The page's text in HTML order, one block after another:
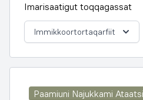
Imarisaatigut toqqagassat
Immikkoortortaqarfiit
Paamiuni Najukkami